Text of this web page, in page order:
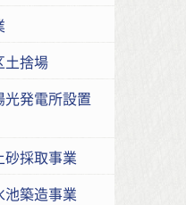
土捨場
発電所設置
採取事業
築造事業